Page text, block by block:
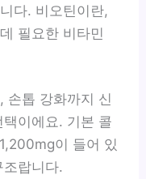
다. 비오틴이란,
필요한 비타민
손톱 강화까지 신
이에요. 기본 콜
이 들어 있
랍니다.